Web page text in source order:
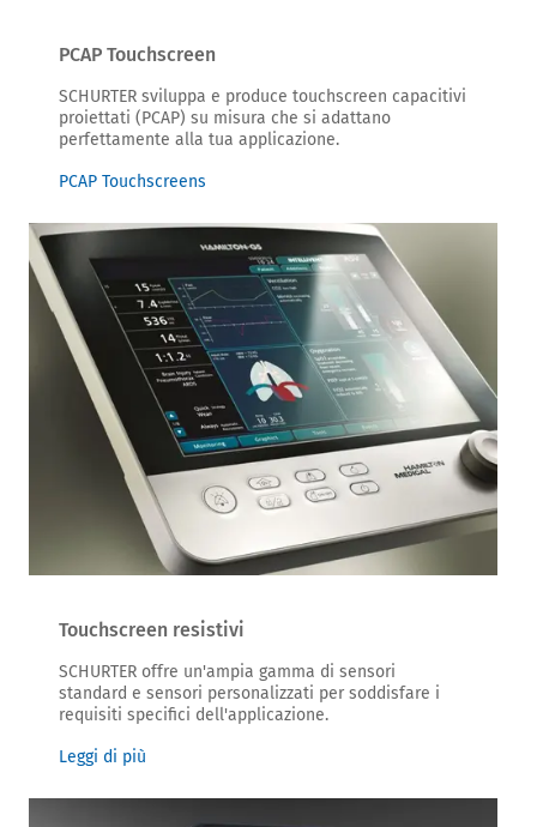
PCAP Touchscreen
SCHURTER sviluppa e produce touchscreen capacitivi
proiettati (PCAP) su misura che si adattano
perfettamente alla tua applicazione.
PCAP Touchscreens
Touchscreen resistivi
SCHURTER offre un'ampia gamma di sensori
standard e sensori personalizzati per soddisfare i
requisiti specifici dell'applicazione.
Leggi di più